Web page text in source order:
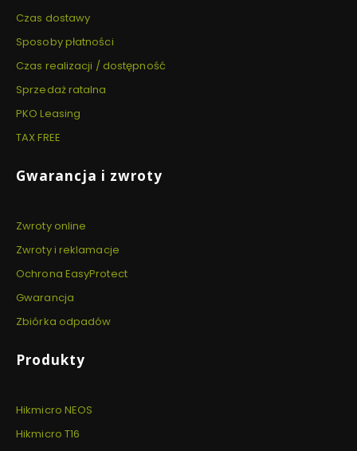
Czas dostawy
Sposoby płatności
Czas realizacji / dostępność
Sprzedaż ratalna
PKO Leasing
TAX FREE
Gwarancja i zwroty
Zwroty online
Zwroty i reklamacje
Ochrona EasyProtect
Gwarancja
Zbiórka odpadów
Produkty
Hikmicro NEOS
Hikmicro T16